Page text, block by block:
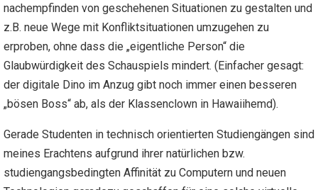
nachempfinden von geschehenen Situationen zu gestalten und
z.B. neue Wege mit Konfliktsituationen umzugehen zu
erproben, ohne dass die „eigentliche Person“ die
Glaubwürdigkeit des Schauspiels mindert. (Einfacher gesagt:
der digitale Dino im Anzug gibt noch immer einen besseren
„bösen Boss“ ab, als der Klassenclown in Hawaiihemd).
Gerade Studenten in technisch orientierten Studiengängen sind
meines Erachtens aufgrund ihrer natürlichen bzw.
studiengangsbedingten Affinität zu Computern und neuen